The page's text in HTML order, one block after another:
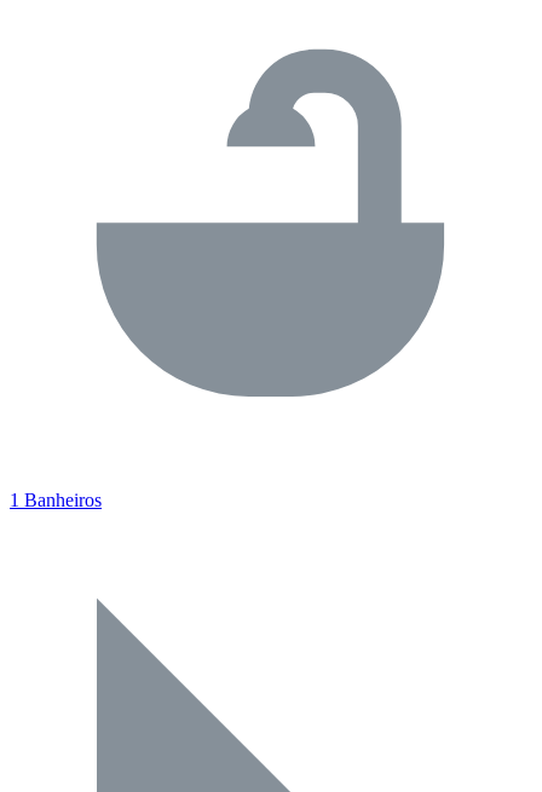
1 Banheiros